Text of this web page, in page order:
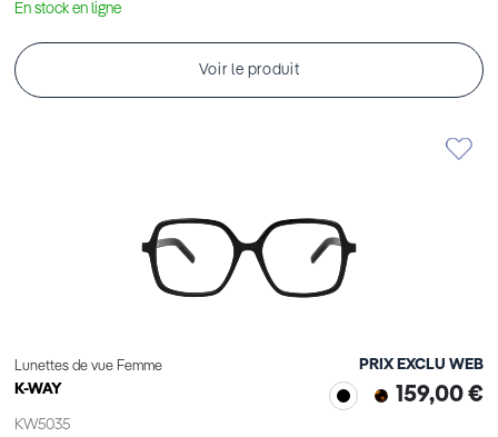
En stock en ligne
Voir le produit
Lunettes de vue Femme
K-WAY
KW5035
PRIX EXCLU WEB
159,00 €